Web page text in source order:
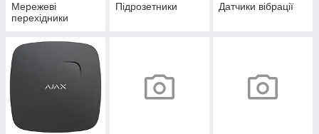
Мережеві
перехідники
Підрозетники Датчики вібрації